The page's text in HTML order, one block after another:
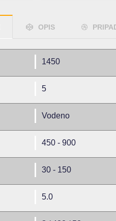
OPIS
1450
5
Vodeno
450 - 900
30 - 150
5.0